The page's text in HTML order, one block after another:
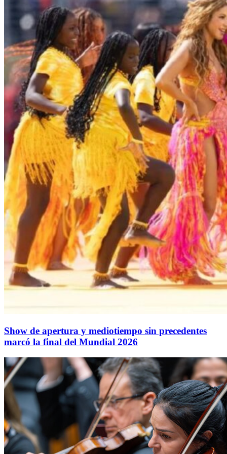
Show de apertura y mediotiempo sin precedentes
marcó la final del Mundial 2026